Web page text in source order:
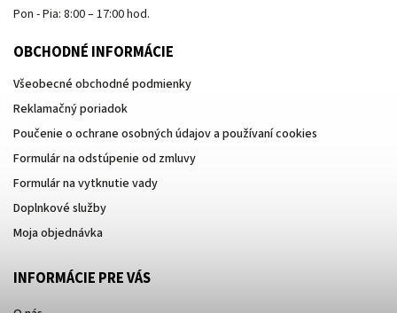
Pon - Pia: 8:00 – 17:00 hod.
OBCHODNÉ INFORMÁCIE
Všeobecné obchodné podmienky
Reklamačný poriadok
Poučenie o ochrane osobných údajov a používaní cookies
Formulár na odstúpenie od zmluvy
Formulár na vytknutie vady
Doplnkové služby
Moja objednávka
INFORMÁCIE PRE VÁS